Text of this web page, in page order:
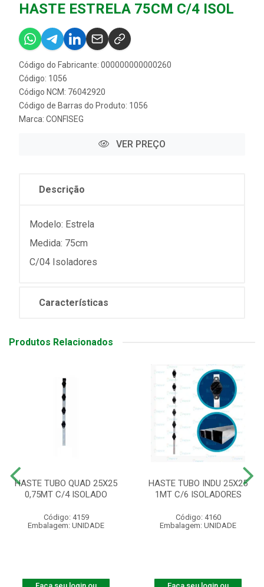
HASTE ESTRELA 75CM C/4 ISOL
Código do Fabricante: 000000000000260
Código: 1056
Código NCM: 76042920
Código de Barras do Produto: 1056
Marca: CONFISEG
VER PREÇO
Descrição
Modelo: Estrela
Medida: 75cm
C/04 Isoladores
Características
Produtos Relacionados
HASTE TUBO QUAD 25X25
0,75MT C/4 ISOLADO
Código: 4159
Embalagem: UNIDADE
HASTE TUBO INDU 25X25
1MT C/6 ISOLADORES
Código: 4160
Embalagem: UNIDADE